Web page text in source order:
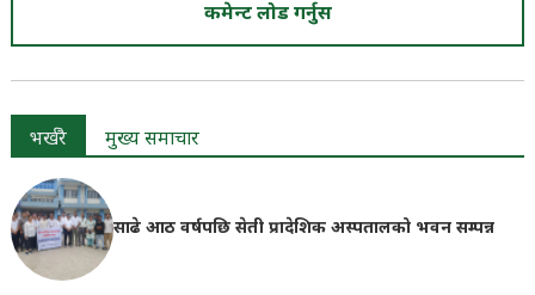
कमेन्ट लोड गर्नुस
भर्खरै मुख्य समाचार
साढे आठ वर्षपछि सेती प्रादेशिक अस्पतालको भवन सम्पन्न